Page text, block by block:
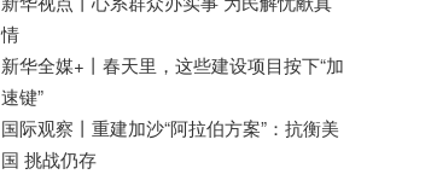
情
新华全媒+丨 春天里，这些建设项目按下“加
速键”
国际观察丨 重建加沙“阿拉伯方案”：抗衡美
国 挑战仍存